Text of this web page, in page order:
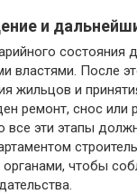
и
состояния
властями. После
жильцов и
ремонт, снос или
все эти этапы
чтобы